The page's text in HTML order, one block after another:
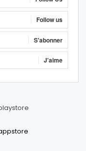
Follow us
S'abonner
J'aime